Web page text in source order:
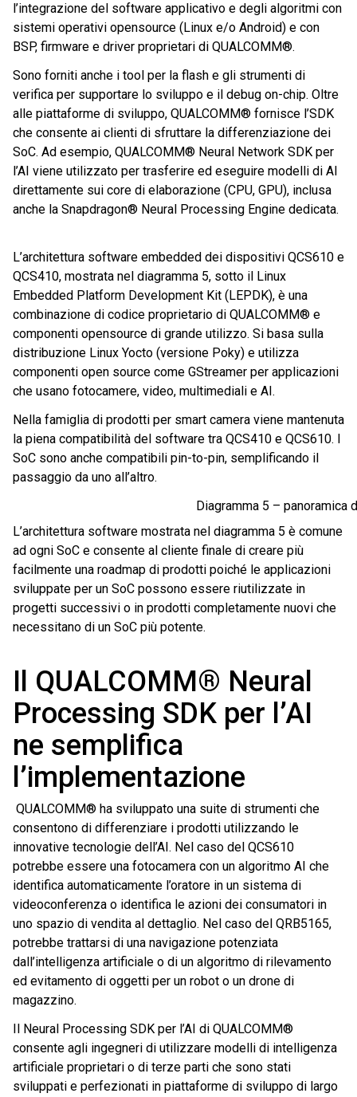
l’integrazione del software applicativo e degli algoritmi con
sistemi operativi opensource (Linux e/o Android) e con
BSP, firmware e driver proprietari di QUALCOMM®.
Sono forniti anche i tool per la flash e gli strumenti di
verifica per supportare lo sviluppo e il debug on-chip. Oltre
alle piattaforme di sviluppo, QUALCOMM® fornisce l’SDK
che consente ai clienti di sfruttare la differenziazione dei
SoC. Ad esempio, QUALCOMM® Neural Network SDK per
l’AI viene utilizzato per trasferire ed eseguire modelli di AI
direttamente sui core di elaborazione (CPU, GPU), inclusa
anche la Snapdragon® Neural Processing Engine dedicata.
L’architettura software embedded dei dispositivi QCS610 e
QCS410, mostrata nel diagramma 5, sotto il Linux
Embedded Platform Development Kit (LEPDK), è una
combinazione di codice proprietario di QUALCOMM® e
componenti opensource di grande utilizzo. Si basa sulla
distribuzione Linux Yocto (versione Poky) e utilizza
componenti open source come GStreamer per applicazioni
che usano fotocamere, video, multimediali e AI.
Nella famiglia di prodotti per smart camera viene mantenuta
la piena compatibilità del software tra QCS410 e QCS610. I
SoC sono anche compatibili pin-to-pin, semplificando il
passaggio da uno all’altro.
Diagramma 5 – panoramica
L’architettura software mostrata nel diagramma 5 è comune
ad ogni SoC e consente al cliente finale di creare più
facilmente una roadmap di prodotti poiché le applicazioni
sviluppate per un SoC possono essere riutilizzate in
progetti successivi o in prodotti completamente nuovi che
necessitano di un SoC più potente.
Il QUALCOMM® Neural
Processing SDK per l’AI
ne semplifica
l’implementazione
QUALCOMM® ha sviluppato una suite di strumenti che
consentono di differenziare i prodotti utilizzando le
innovative tecnologie dell’AI. Nel caso del QCS610
potrebbe essere una fotocamera con un algoritmo AI che
identifica automaticamente l’oratore in un sistema di
videoconferenza o identifica le azioni dei consumatori in
uno spazio di vendita al dettaglio. Nel caso del QRB5165,
potrebbe trattarsi di una navigazione potenziata
dall’intelligenza artificiale o di un algoritmo di rilevamento
ed evitamento di oggetti per un robot o un drone di
magazzino.
Il Neural Processing SDK per l’AI di QUALCOMM®
consente agli ingegneri di utilizzare modelli di intelligenza
artificiale proprietari o di terze parti che sono stati
sviluppati e perfezionati in piattaforme di sviluppo di largo